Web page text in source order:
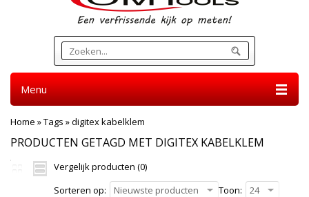
Menu
Home »Tags »digitex kabelklem
PRODUCTEN GETAGD MET DIGITEX KABELKLEM
Vergelijk producten (0)
Sorteren op:
Nieuwste producten Toon: 24